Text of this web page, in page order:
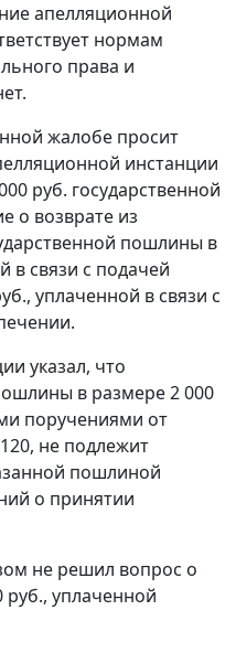
апелляционной
нормам
права и
жалобе просит
инстанции
руб. государственной
о возврате из
пошлины в
в связи с подачей
уплаченной в связи с
указал, что
в размере 2 000
поручениями от
не подлежит
пошлиной
о принятии
не решил вопрос о
уплаченной